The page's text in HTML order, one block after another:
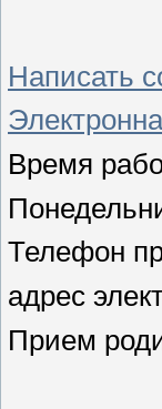
Написать
Время
Телефон
адрес
Прием